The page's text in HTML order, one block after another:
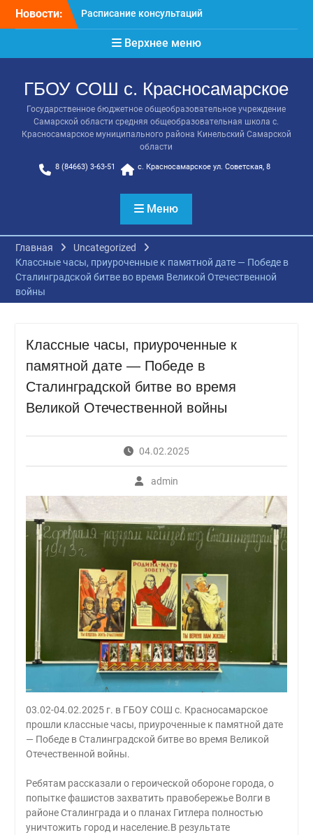
Новости:
Расписание консультаций
выпускников 9 класса
Класс года
Последний звонок
ТОП «Ребёнок не прошёл
на бюджет. Как получить
господдержку и
сохранить семейный
школа!
Верхнее меню
ГБОУ СОШ с. Красносамарское
Государственное бюджетное общеобразовательное учреждение
Самарской области средняя общеобразовательная школа с.
Красносамарское муниципального района Кинельский Самарской
области
8 (84663) 3-63-51 с. Красносамарское ул. Советская, 8
Меню
Главная
Uncategorized
Классные часы, приуроченные к памятной дате — Победе в
Сталинградской битве во время Великой Отечественной
войны
Классные часы, приуроченные к
памятной дате — Победе в
Сталинградской битве во время
Великой Отечественной войны
04.02.2025
admin
03.02-04.02.2025 г. в ГБОУ СОШ с. Красносамарское
прошли классные часы, приуроченные к памятной дате
— Победе в Сталинградской битве во время Великой
Отечественной войны.
Ребятам рассказали о героической обороне города, о
попытке фашистов захватить правобережье Волги в
районе Сталинграда и о планах Гитлера полностью
уничтожить город и население.В результате